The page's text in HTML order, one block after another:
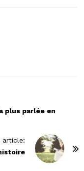
plus parlée en
article: